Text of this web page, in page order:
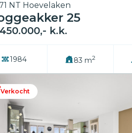
NT Hoevelaken
25
k.k.
1984 83 m2
Verkocht